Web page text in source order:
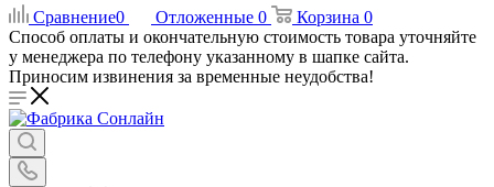
Сравнение0 Отложенные 0 Корзина 0
Способ оплаты и окончательную стоимость товара уточняйте
у менеджера по телефону указанному в шапке сайта.
Приносим извинения за временные неудобства!